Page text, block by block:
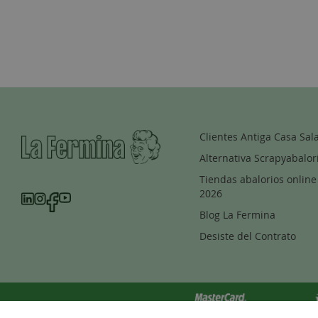
Clientes Antiga Casa Sala
Alternativa
Tiendas abalorios online
2026
Blog La Fermina
Desiste del Contrato